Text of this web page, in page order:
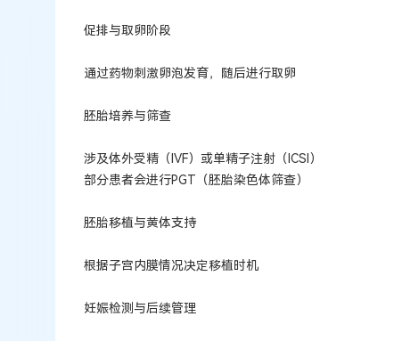
促排与取卵阶段
通过药物刺激卵泡发育，随后进行取卵
胚胎培养与筛查
涉及体外受精（IVF）或单精子注射（ICSI）
部分患者会进行PGT（胚胎染色体筛查）
胚胎移植与黄体支持
根据子宫内膜情况决定移植时机
妊娠检测与后续管理